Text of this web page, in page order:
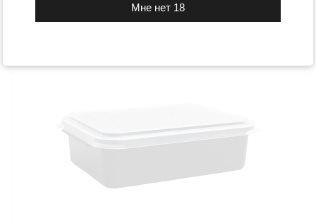
Мне нет 18